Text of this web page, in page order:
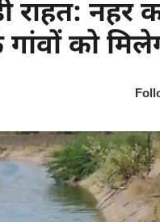
राहत: नहर
को